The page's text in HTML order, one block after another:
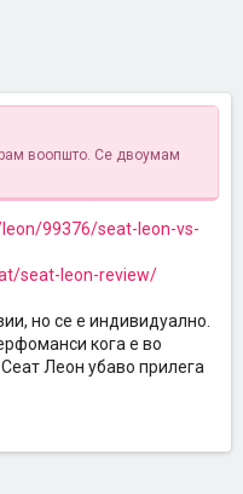
воопшто. Се двоумам
99376/seat-leon-vs-
seat-leon-review/
но се е индивидуално.
кога е во
Леон убаво прилега